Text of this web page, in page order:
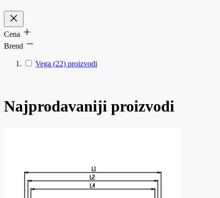
Cena
Brend
Vega (22) proizvodi
Najprodavaniji proizvodi